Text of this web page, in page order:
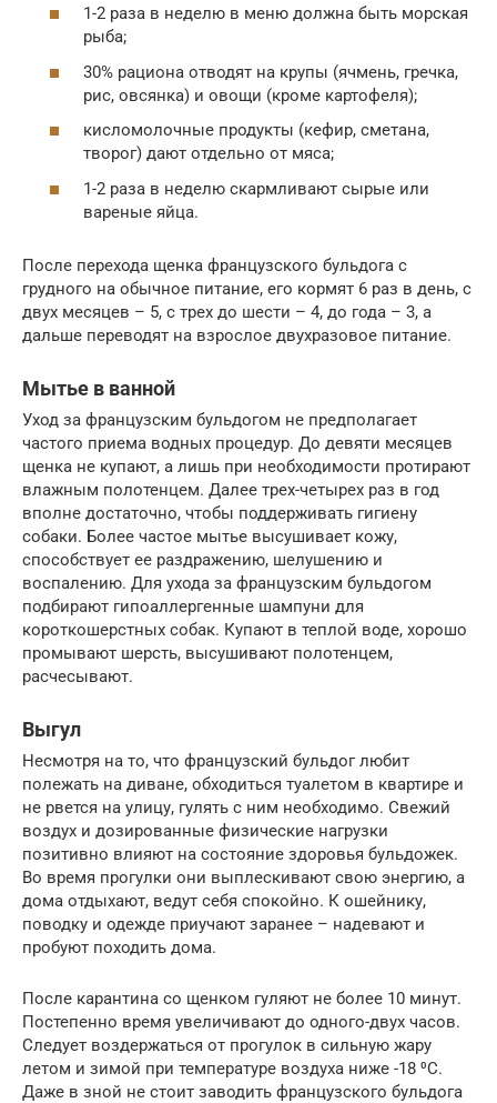
1-2 раза в неделю в меню должна быть морская
рыба;
30% рациона отводят на крупы (ячмень, гречка,
рис, овсянка) и овощи (кроме картофеля);
кисломолочные продукты (кефир, сметана,
творог) дают отдельно от мяса;
1-2 раза в неделю скармливают сырые или
вареные яйца.
После перехода щенка французского бульдога с
грудного на обычное питание, его кормят 6 раз в день, с
двух месяцев – 5, с трех до шести – 4, до года – 3, а
дальше переводят на взрослое двухразовое питание.
Мытье в ванной
Уход за французским бульдогом не предполагает
частого приема водных процедур. До девяти месяцев
щенка не купают, а лишь при необходимости протирают
влажным полотенцем. Далее трех-четырех раз в год
вполне достаточно, чтобы поддерживать гигиену
собаки. Более частое мытье высушивает кожу,
способствует ее раздражению, шелушению и
воспалению. Для ухода за французским бульдогом
подбирают гипоаллергенные шампуни для
короткошерстных собак. Купают в теплой воде, хорошо
промывают шерсть, высушивают полотенцем,
расчесывают.
Выгул
Несмотря на то, что французский бульдог любит
полежать на диване, обходиться туалетом в квартире и
не рвется на улицу, гулять с ним необходимо. Свежий
воздух и дозированные физические нагрузки
позитивно влияют на состояние здоровья бульдожек.
Во время прогулки они выплескивают свою энергию, а
дома отдыхают, ведут себя спокойно. К ошейнику,
поводку и одежде приучают заранее – надевают и
пробуют походить дома.
После карантина со щенком гуляют не более 10 минут.
Постепенно время увеличивают до одного-двух часов.
Следует воздержаться от прогулок в сильную жару
летом и зимой при температуре воздуха ниже -18 ⁰С.
Даже в зной не стоит заводить французского бульдога